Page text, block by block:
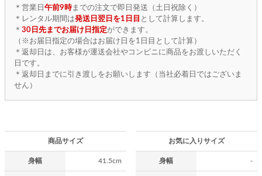
＊営業日 午前9時までの注文で即日発送（土日祝除く）
＊レンタル期間は発送日翌日を1日目 として計算します。
＊ 30日先までお届け日指定ができます。
（※お届日指定の場合はお届け日を1日目として計算）
＊返却日は、お客様が運送会社やコンビニに商品をお渡しいただく
日です。
＊返却日までに引き渡しをお願いします（当社必着日ではございま
せん）
商品サイズ
身幅 41.5cm
お気に入りサイズ
身幅 -